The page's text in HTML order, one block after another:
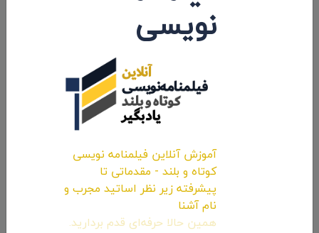
ارسال نظرات
نویسی
آموزش آنلاین فیلمنامه نویسی
کوتاه و بلند - مقدماتی تا
پیشرفته زیر نظر اساتید مجرب و
نام آشنا
همین حالا حرفه‌ای قدم بردارید.